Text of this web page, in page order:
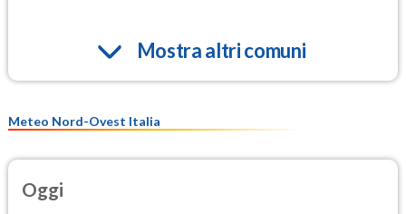
Mostra altri comuni
Meteo Nord-Ovest Italia
Oggi